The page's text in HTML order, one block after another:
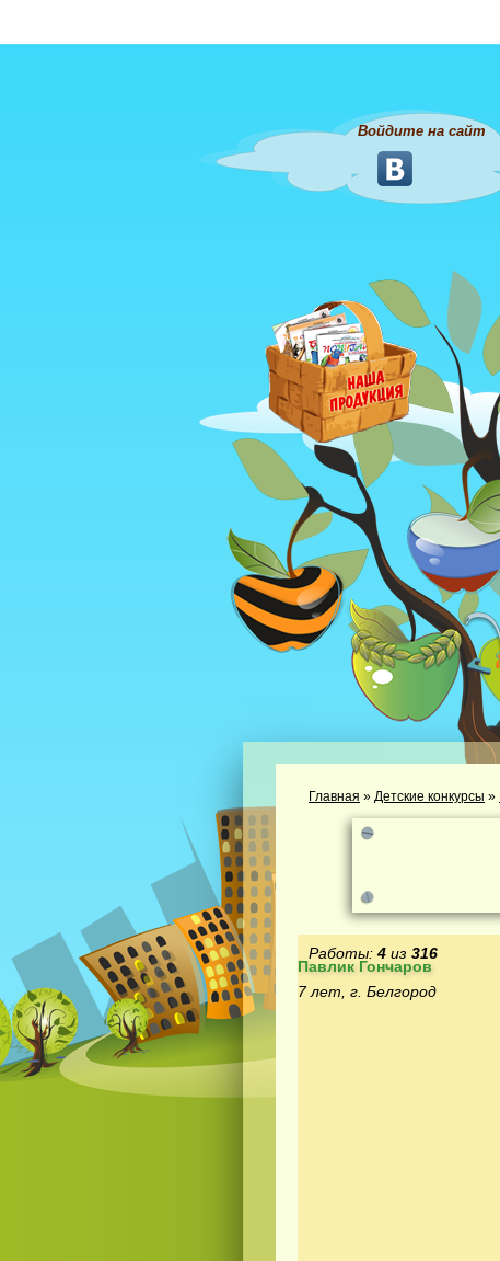
Войдите на сайт
Главная » Детские конкурсы »
Работы: 4 из 316
Павлик Гончаров
7 лет, г. Белгород